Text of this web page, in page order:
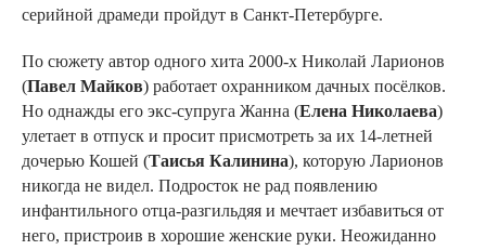
серийной драмеди пройдут в Санкт-Петербурге.
По сюжету автор одного хита 2000-х Николай Ларионов
(Павел Майков) работает охранником дачных посёлков.
Но однажды его экс-супруга Жанна (Елена Николаева)
улетает в отпуск и просит присмотреть за их 14-летней
дочерью Кошей (Таисья Калинина), которую Ларионов
никогда не видел. Подросток не рад появлению
инфантильного отца-разгильдяя и мечтает избавиться от
него, пристроив в хорошие женские руки. Неожиданно